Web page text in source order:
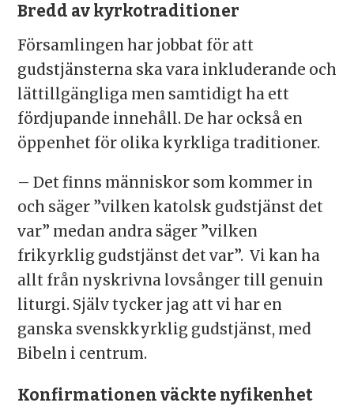
Bredd av kyrkotraditioner
Församlingen har jobbat för att
gudstjänsterna ska vara inkluderande och
lättillgängliga men samtidigt ha ett
fördjupande innehåll. De har också en
öppenhet för olika kyrkliga traditioner.
– Det finns människor som kommer in
och säger ”vilken katolsk gudstjänst det
var” medan andra säger ”vilken
frikyrklig gudstjänst det var”. Vi kan ha
allt från nyskrivna lovsånger till genuin
liturgi. Själv tycker jag att vi har en
ganska svenskkyrklig gudstjänst, med
Bibeln i centrum.
Konfirmationen väckte nyfikenhet